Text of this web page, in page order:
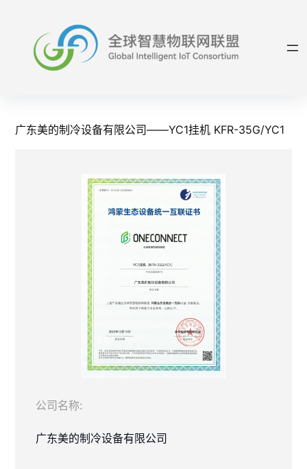
广东美的制冷设备有限公司——YC1挂机 KFR-35G/YC1
公司名称:
广东美的制冷设备有限公司